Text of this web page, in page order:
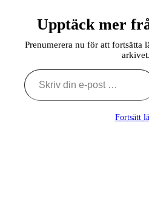
Upptäck mer
Prenumerera nu för att fortsätta
arkivet.
Skriv din e-post …
Fortsätt